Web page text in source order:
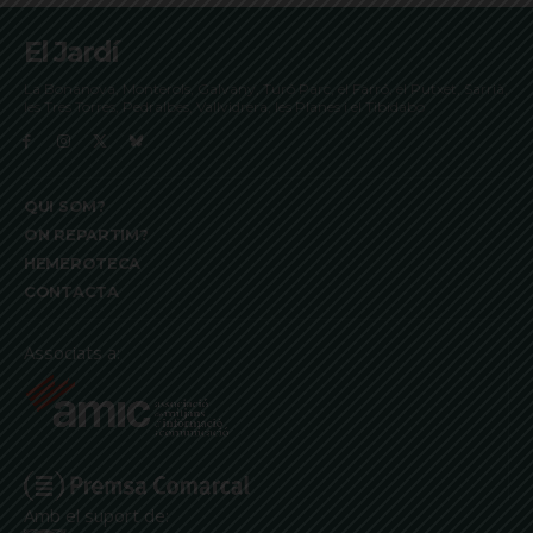
El Jardí
La Bonanova, Monterols, Galvany, Turó Parc, el Farró, el Putxet, Sarrià,
les Tres Torres, Pedralbes, Vallvidrera, les Planes i el Tibidabo
QUI SOM?
ON REPARTIM?
HEMEROTECA
CONTACTA
Associats a:
Amb el suport de: